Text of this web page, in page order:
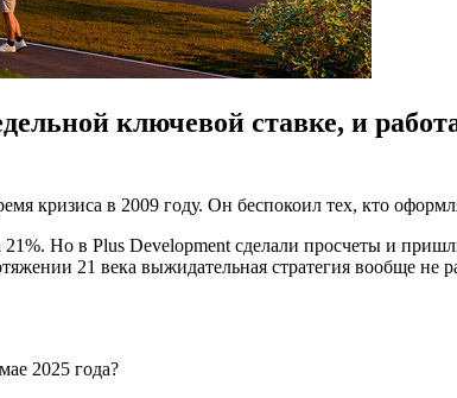
ключевой ставке, и
кризиса в 2009 году. Он беспокоил тех, кто
Но в Plus Development сделали просчеты и
21 века выжидательная стратегия вообще не
2025 года?